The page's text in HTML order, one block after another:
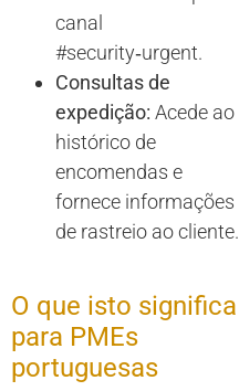
canal
#security‑urgent.
Consultas de
expedição: Acede ao
histórico de
encomendas e
fornece informações
de rastreio ao cliente.
O que isto significa
para PMEs
portuguesas